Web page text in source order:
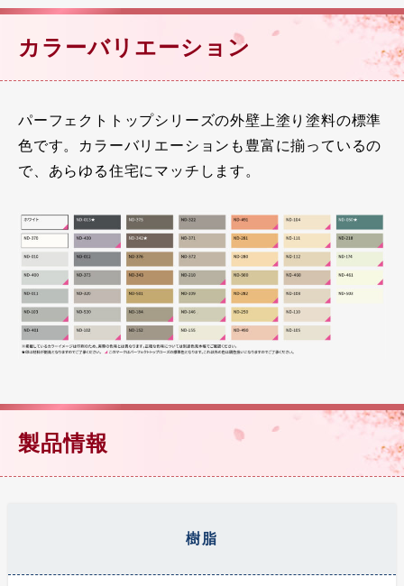
カラーバリエーション
パーフェクトトップシリーズの外壁上塗り塗料の標準
色です。カラーバリエーションも豊富に揃っているの
で、あらゆる住宅にマッチします。
製品情報
樹脂